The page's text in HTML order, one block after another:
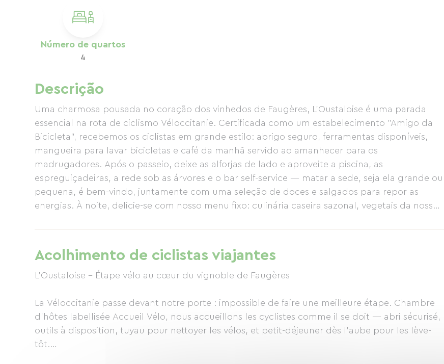
Número de quartos
4
Descrição
Uma charmosa pousada no coração dos vinhedos de Faugères, L'Oustaloise é uma parada
essencial na rota de ciclismo Véloccitanie. Certificada como um estabelecimento "Amigo da
Bicicleta", recebemos os ciclistas em grande estilo: abrigo seguro, ferramentas disponíveis,
mangueira para lavar bicicletas e café da manhã servido ao amanhecer para os
madrugadores. Após o passeio, deixe as alforjas de lado e aproveite a piscina, as
espreguiçadeiras, a rede sob as árvores e o bar self-service — matar a sede, seja ela grande ou
pequena, é bem-vindo, juntamente com uma seleção de doces e salgados para repor as
energias. À noite, delicie-se com nosso menu fixo: culinária caseira sazonal, vegetais da nossa
lugar onde você chega para uma noite e fica feliz por duas.
Acolhimento de ciclistas viajantes
L’Oustaloise – Étape vélo au cœur du vignoble de Faugères
La Véloccitanie passe devant notre porte : impossible de faire une meilleure étape. Chambre
d’hôtes labellisée Accueil Vélo, nous accueillons les cyclistes comme il se doit — abri sécurisé,
outils à disposition, tuyau pour nettoyer les vélos, et petit-déjeuner dès l’aube pour les lève-
tôt.